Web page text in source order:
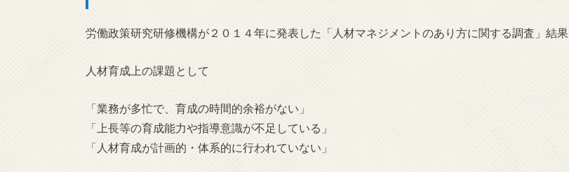
労働政策研究研修機構が２０１４年に発表した「人材マネジメントのあり方に関する調査」結果
人材育成上の課題として
「業務が多忙で、育成の時間的余裕がない」
「上長等の育成能力や指導意識が不足している」
「人材育成が計画的・体系的に行われていない」